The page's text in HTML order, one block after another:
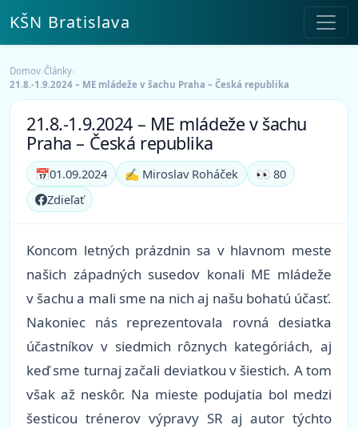
KŠN Bratislava
Domov›Články›
21.8.-1.9.2024 – ME mládeže v šachu Praha – Česká republika
21.8.-1.9.2024 – ME mládeže v šachu
Praha – Česká republika
📅01.09.2024 ✍️ Miroslav Roháček
👀 80
Zdieľať
Koncom letných prázdnin sa v hlavnom meste
našich západných susedov konali ME mládeže
v šachu a mali sme na nich aj našu bohatú účasť.
Nakoniec nás reprezentovala rovná desiatka
účastníkov v siedmich rôznych kategóriách, aj
keď sme turnaj začali deviatkou v šiestich. A tom
však až neskôr. Na mieste podujatia bol medzi
šesticou trénerov výpravy SR aj autor týchto